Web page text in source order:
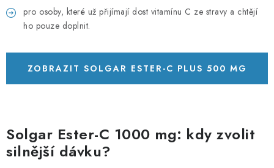
pro osoby, které už přijímají dost vitamínu C ze stravy a chtějí
ho pouze doplnit.
ZOBRAZIT SOLGAR ESTER-C PLUS 500 MG
Solgar Ester-C 1000 mg: kdy zvolit
silnější dávku?